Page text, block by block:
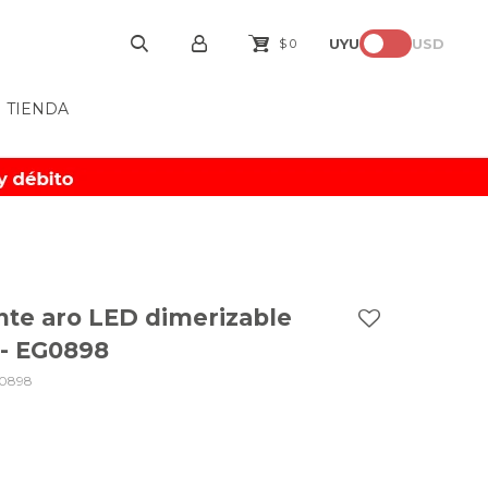
TIENDA
$ 0 UYU USD
aro LED dimerizable
EG0898